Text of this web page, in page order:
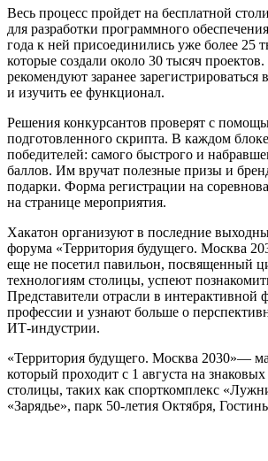
Весь процесс пройдет на бесплатной
для разработки программного
года к ней присоединились уже более 25
которые создали около 30 тысяч
рекомендуют заранее зарегистрироваться
и изучить ее функционал.
Решения конкурсантов проверят с
подготовленного скрипта. В каждом
победителей: самого быстрого и
баллов. Им вручат полезные призы и
подарки. Форма регистрации на
на странице мероприятия.
Хакатон организуют в последние
форума «Территория будущего. Москва
еще не посетил павильон, посвященный
технологиям столицы, успеют
Представители отрасли в интерактивной
профессии и узнают больше о
ИТ-индустрии.
«Территория будущего. Москва 2030»—
который проходит с 1 августа на
столицы, таких как спорткомплекс
«Зарядье», парк 50-летия Октября,